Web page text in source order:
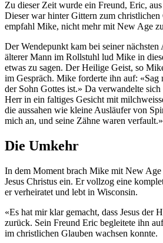
Zu dieser Zeit wurde ein Freund, Eric,
Dieser war hinter Gittern zum christlichen
empfahl Mike, nicht mehr mit New Age
Der Wendepunkt kam bei seiner
älterer Mann im Rollstuhl lud Mike in
etwas zu sagen. Der Heilige Geist, so
im Gespräch. Mike forderte ihn auf: «Sag
der Sohn Gottes ist.» Da verwandelte sich
Herr in ein faltiges Gesicht mit
die aussahen wie kleine Ausläufer von
mich an, und seine Zähne waren verfault.»
Die Umkehr
In dem Moment brach Mike mit New Age
Jesus Christus ein. Er vollzog eine
er verheiratet und lebt in Wisconsin.
«Es hat mir klar gemacht, dass Jesus der
zurück. Sein Freund Eric begleitete ihn
im christlichen Glauben wachsen konnte.